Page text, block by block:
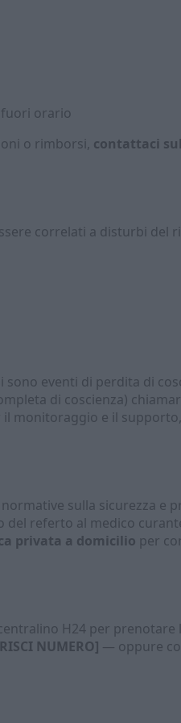
orario
o rimborsi, contattaci
correlati a disturbi del
eventi di perdita di
di coscienza)
monitoraggio e il
sulla sicurezza e
referto al medico
privata a domicilio per
H24 per prenotare
NUMERO] — oppure